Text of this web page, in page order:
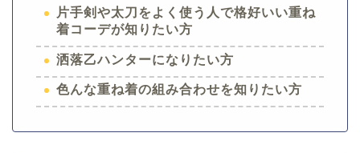
片手剣や太刀をよく使う人で格好いい重ね
着コーデが知りたい方
洒落乙ハンターになりたい方
色んな重ね着の組み合わせを知りたい方